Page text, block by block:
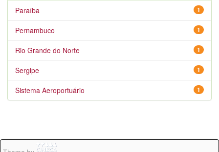
1
Paraíba
1
Pernambuco
1
Rio Grande do Norte
1
Sergipe
1
Sistema Aeroportuário